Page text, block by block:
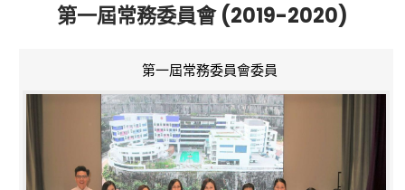
第一屆常務委員會 (2019-2020)
第一屆常務委員會委員